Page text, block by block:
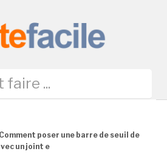
Comment poser une barre de seuil de
un joint e